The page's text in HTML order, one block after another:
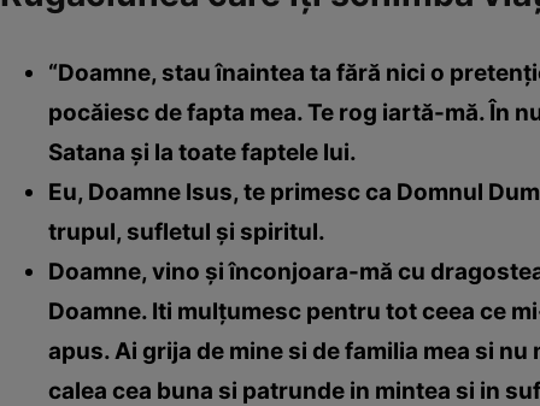
“Doamne, stau înaintea ta fără nici o
pocăiesc de fapta mea. Te rog iartă-mă. În
Satana şi la toate faptele lui.
Eu, Doamne Isus, te primesc ca Domnul
trupul, sufletul şi spiritul.
Doamne, vino şi înconjoara-mă cu
Doamne. Iti mulţumesc pentru tot ceea ce
apus. Ai grija de mine si de familia mea si
calea cea buna si patrunde in mintea si in